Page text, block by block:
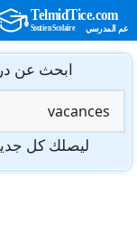
انتقل
المحتوى
ابحث عن
عن:
ليصلك كل